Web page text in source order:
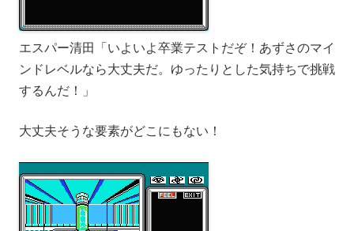
エスパー清田「いよいよ卒業テストだぞ！あずさのマイ
ンドレベルなら大丈夫だ。ゆったりとした気持ちで挑戦
するんだ！」
大丈夫そうな要素がどこにもない！